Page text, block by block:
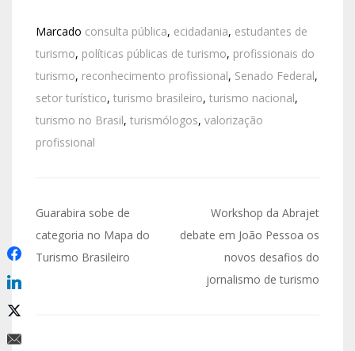
Marcado consulta pública, ecidadania, estudantes de
turismo, políticas públicas de turismo, profissionais do
turismo, reconhecimento profissional, Senado Federal,
setor turístico, turismo brasileiro, turismo nacional,
turismo no Brasil, turismólogos, valorização
profissional
Guarabira sobe de
categoria no Mapa do
Turismo Brasileiro
Workshop da Abrajet
debate em João Pessoa os
novos desafios do
jornalismo de turismo